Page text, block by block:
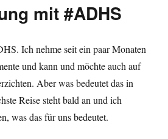
mit #ADHS
Ich nehme seit ein paar Monaten
und kann und möchte auch auf
Aber was bedeutet das in
Reise steht bald an und ich
was das für uns bedeutet.